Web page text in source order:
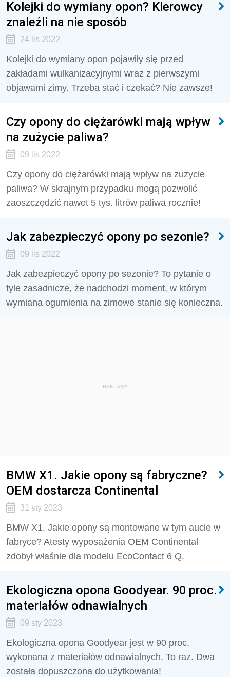
Kolejki do wymiany opon? Kierowcy
znaleźli na nie sposób
24 lis 2022
Kolejki do wymiany opon pojawiły się przed
zakładami wulkanizacyjnymi wraz z pierwszymi
objawami zimy. Trzeba stać i czekać? Nie zawsze!
Czy opony do ciężarówki mają wpływ
na zużycie paliwa?
09 lis 2022
Czy opony do ciężarówki mają wpływ na zużycie
paliwa? W skrajnym przypadku mogą pozwolić
zaoszczędzić nawet 5 tys. litrów paliwa rocznie!
Jak zabezpieczyć opony po sezonie?
09 lis 2022
Jak zabezpieczyć opony po sezonie? To pytanie o
tyle zasadnicze, że nadchodzi moment, w którym
wymiana ogumienia na zimowe stanie się konieczna.
REKLAMA
BMW X1. Jakie opony są fabryczne?
OEM dostarcza Continental
31 sty 2023
BMW X1. Jakie opony są montowane w tym aucie w
fabryce? Atesty wyposażenia OEM Continental
zdobył właśnie dla modelu EcoContact 6 Q.
Ekologiczna opona Goodyear. 90 proc.
materiałów odnawialnych
09 sty 2023
Ekologiczna opona Goodyear jest w 90 proc.
wykonana z materiałów odnawialnych. To raz. Dwa
została dopuszczona do użytkowania!